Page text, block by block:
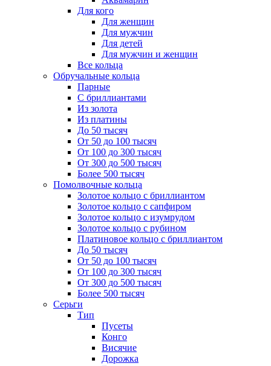
Для кого
Для женщин
Для мужчин
Для детей
Для мужчин и женщин
Все кольца
Обручальные кольца
Парные
С бриллиантами
Из золота
Из платины
До 50 тысяч
От 50 до 100 тысяч
От 100 до 300 тысяч
От 300 до 500 тысяч
Более 500 тысяч
Помолвочные кольца
Золотое кольцо с бриллиантом
Золотое кольцо с сапфиром
Золотое кольцо с изумрудом
Золотое кольцо с рубином
Платиновое кольцо с бриллиантом
До 50 тысяч
От 50 до 100 тысяч
От 100 до 300 тысяч
От 300 до 500 тысяч
Более 500 тысяч
Серьги
Тип
Пусеты
Конго
Висячие
Дорожка